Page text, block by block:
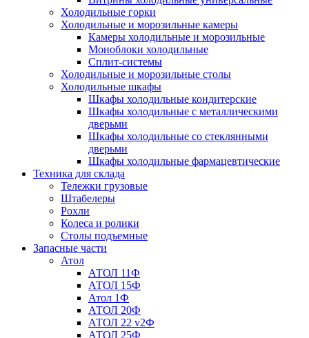
Холодильные горки
Холодильные и морозильные камеры
Камеры холодильные и морозильные
Моноблоки холодильные
Сплит-системы
Холодильные и морозильные столы
Холодильные шкафы
Шкафы холодильные кондитерские
Шкафы холодильные с металлическими
дверьми
Шкафы холодильные со стеклянными
дверьми
Шкафы холодильные фармацевтические
Техника для склада
Тележки грузовые
Штабелеры
Рохли
Колеса и ролики
Столы подъемные
Запасные части
Атол
АТОЛ 11Ф
АТОЛ 15Ф
Атол 1Ф
АТОЛ 20Ф
АТОЛ 22 v2Ф
АТОЛ 25Ф